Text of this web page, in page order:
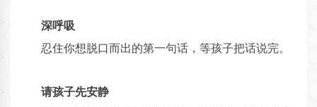
深呼吸
忍住你想脱口而出的第一句话，等孩子把话说完。
请孩子先安静